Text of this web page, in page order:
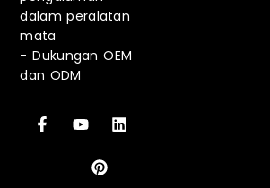
dalam peralatan
mata
-Dukungan OEM
dan ODM